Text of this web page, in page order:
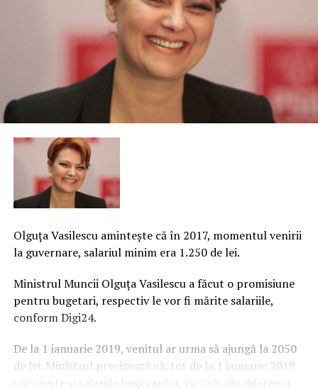
Olguţa Vasilescu aminteşte că în 2017, momentul venirii
la guvernare, salariul minim era 1.250 de lei.
Ministrul Muncii Olguţa Vasilescu a făcut o promisiune
pentru bugetari, respectiv le vor fi mărite salariile,
conform Digi24.
De la 1 ianuarie 2019, venitul ar urma să ajungă la 2050
de lei. Ministrul precizează că, tot de la 1 ianuarie 2019